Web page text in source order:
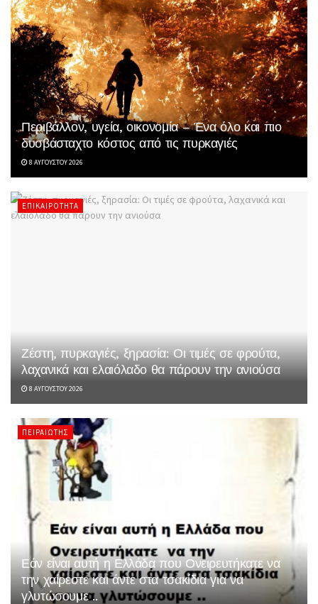
Περιβάλλον, υγεία, οικονομία – Ένα όλο και πιο
δυσβάσταχτο κόστος από τις πυρκαγιές
8 ΑΥΓΟΎΣΤΟΥ 2026
ΕΠΙΚΑΙΡΌΤΗΤΑ
Ζέστη, πυρκαγιές, ξηρασία: Οι τιμές σε φρούτα,
λαχανικά και ελαιόλαδο θα πάρουν την ανιούσα
8 ΑΥΓΟΎΣΤΟΥ 2026
ΠΕΙΡΑΙΏΤΗΣ
Εάν είναι αυτή η Ελλάδα που Ονειρευτήκατε να
την χαίρεστε και άντε στα τσακίδια για να
γλυτώσουμε ..